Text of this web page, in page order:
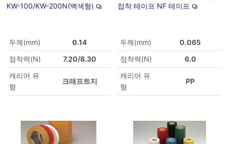
KW-100/KW-200N(백색형)
두께(mm)
0.14
점착력(N)
7.20/8.30
캐리어 유
형
크래프트지
접착 테이프 NF 테이프
두께(mm)
0.065
점착력(N)
6.0
캐리어 유
형
PP